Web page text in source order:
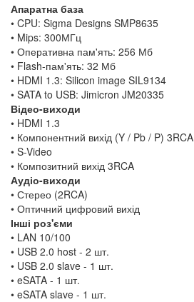
Апаратна база
• CPU: Sigma Designs SMP8635
• Mips: 300МГц
• Оперативна пам'ять: 256 Мб
• Flash-пам'ять: 32 Мб
• HDMI 1.3: Silicon image SIL9134
• SATA to USB: Jimicron JM20335
Відео-виходи
• HDMI 1.3
• Компонентний вихід (Y / Pb / P) 3RCA
• S-Video
• Композитний вихід 3RCA
Аудіо-виходи
• Стерео (2RCA)
• Оптичний цифровий вихід
Інші роз'єми
• LAN 10/100
• USB 2.0 host - 2 шт.
• USB 2.0 slave - 1 шт.
• eSATA - 1 шт.
• eSATA slave - 1 шт.